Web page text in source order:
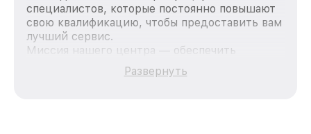
специалистов, которые постоянно повышают
свою квалификацию, чтобы предоставить вам
лучший сервис.
Миссия нашего центра — обеспечить
качественный и доступный ремонт для
каждого пользователя продукции Venox, вне
Развернуть